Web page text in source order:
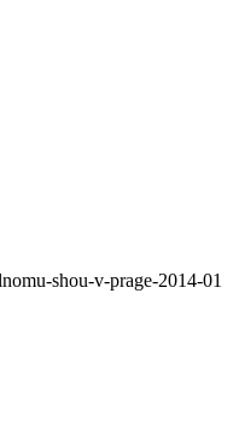
shou-v-prage-2014-01